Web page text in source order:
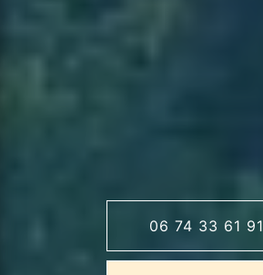
06 74 33 61 91